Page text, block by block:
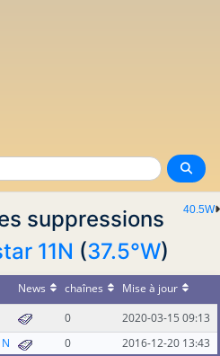
40.5W
suppressions
11N (37.5°W)
News chaînes
Mise à jour
0
2020-03-15 09:13
0 2016-12-20 13:43